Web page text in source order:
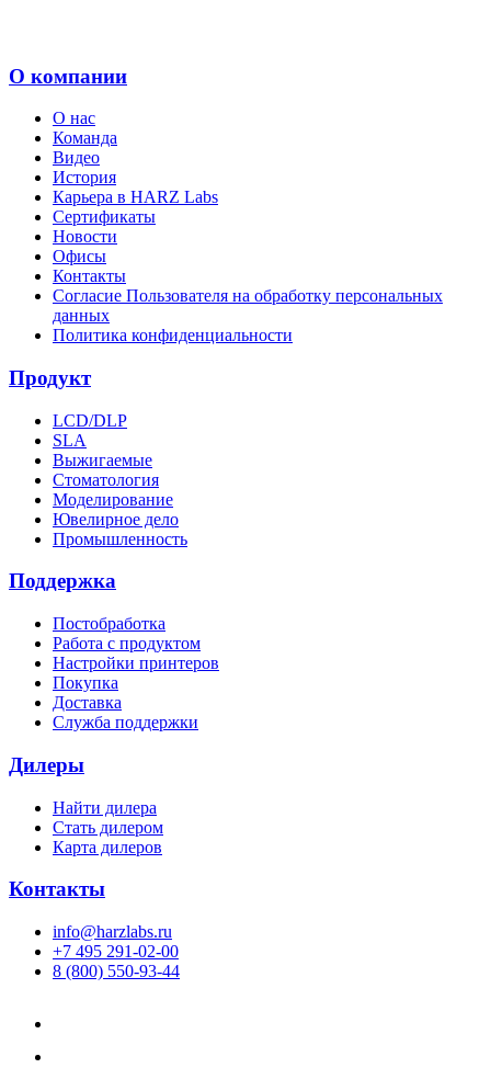
О компании
О нас
Команда
Видео
История
Карьера в HARZ Labs
Сертификаты
Новости
Офисы
Контакты
Согласие Пользователя на обработку персональных
данных
Политика конфиденциальности
Продукт
LCD/DLP
SLA
Выжигаемые
Стоматология
Моделирование
Ювелирное дело
Промышленность
Поддержка
Постобработка
Работа с продуктом
Настройки принтеров
Покупка
Доставка
Служба поддержки
Дилеры
Найти дилера
Cтать дилером
Карта дилеров
Контакты
info@harzlabs.ru
+7 495 291-02-00
8 (800) 550-93-44